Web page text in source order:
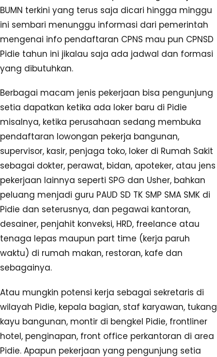
BUMN terkini yang terus saja dicari hingga minggu
ini sembari menunggu informasi dari pemerintah
mengenai info pendaftaran CPNS mau pun CPNSD
Pidie tahun ini jikalau saja ada jadwal dan formasi
yang dibutuhkan.
Berbagai macam jenis pekerjaan bisa pengunjung
setia dapatkan ketika ada loker baru di Pidie
misalnya, ketika perusahaan sedang membuka
pendaftaran lowongan pekerja bangunan,
supervisor, kasir, penjaga toko, loker di Rumah Sakit
sebagai dokter, perawat, bidan, apoteker, atau jens
pekerjaan lainnya seperti SPG dan Usher, bahkan
peluang menjadi guru PAUD SD TK SMP SMA SMK di
Pidie dan seterusnya, dan pegawai kantoran,
desainer, penjahit konveksi, HRD, freelance atau
tenaga lepas maupun part time (kerja paruh
waktu) di rumah makan, restoran, kafe dan
sebagainya.
Atau mungkin potensi kerja sebagai sekretaris di
wilayah Pidie, kepala bagian, staf karyawan, tukang
kayu bangunan, montir di bengkel Pidie, frontliner
hotel, penginapan, front office perkantoran di area
Pidie. Apapun pekerjaan yang pengunjung setia